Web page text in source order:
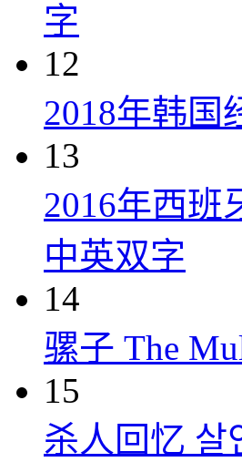
字
12
2018年韩国
13
2016年西班
中英双字
14
骡子 The
15
杀人回忆 살